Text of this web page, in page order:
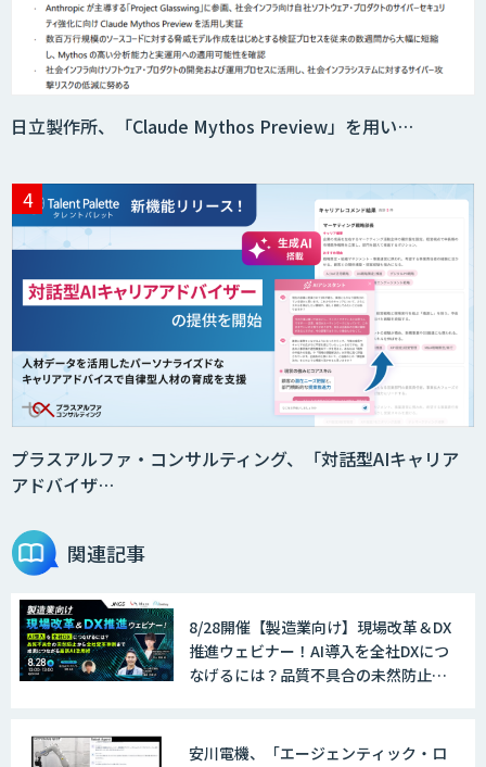
日立製作所、「Claude Mythos Preview」を用い…
プラスアルファ・コンサルティング、「対話型AIキャリア
アドバイザ…
関連記事
8/28開催【製造業向け】現場改革＆DX
推進ウェビナー！AI導入を全社DXにつ
なげるには？品質不具合の未然防止か
安川電機、「エージェンティック・ロ